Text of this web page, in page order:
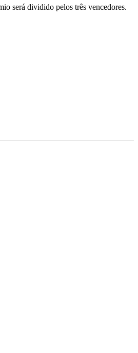
será dividido pelos três vencedores.